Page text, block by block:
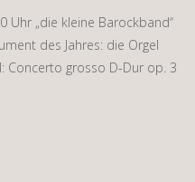
„die kleine Barockband“
des Jahres: die Orgel
Concerto grosso D-Dur op. 3